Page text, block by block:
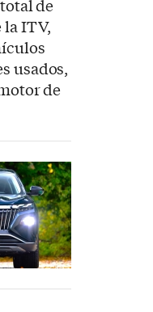
de
la ITV,
usados,
de